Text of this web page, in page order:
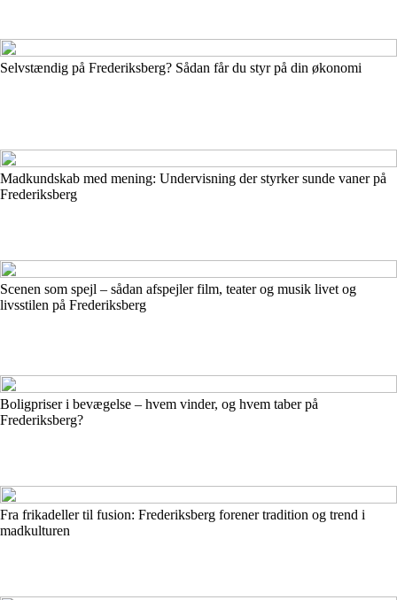
Selvstændig på Frederiksberg? Sådan får du styr på din økonomi
Madkundskab med mening: Undervisning der styrker sunde vaner på
Frederiksberg
Scenen som spejl – sådan afspejler film, teater og musik livet og
livsstilen på Frederiksberg
Boligpriser i bevægelse – hvem vinder, og hvem taber på
Frederiksberg?
Fra frikadeller til fusion: Frederiksberg forener tradition og trend i
madkulturen